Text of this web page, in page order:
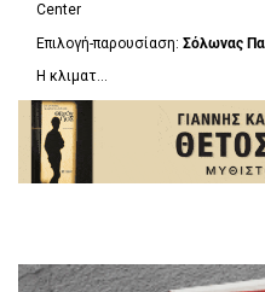
Center
Επιλογή-παρουσίαση: Σόλωνας
Η κλιματ...